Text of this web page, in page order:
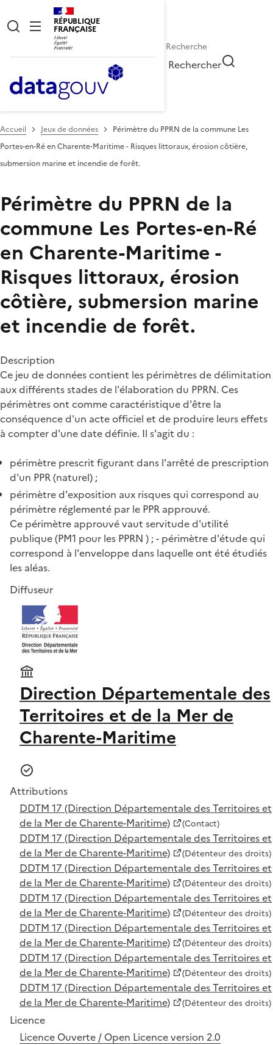
RÉPUBLIQUE
FRANÇAISE
Rechercher
Accueil Jeux de données
Périmètre du PPRN de la commune Les
Portes-en-Ré en Charente-Maritime - Risques littoraux, érosion côtière,
submersion marine et incendie de forêt.
Périmètre du PPRN de la
commune Les Portes-en-Ré
en Charente-Maritime -
Risques littoraux, érosion
côtière, submersion marine
et incendie de forêt.
Description
Ce jeu de données contient les périmètres de délimitation
aux différents stades de l'élaboration du PPRN. Ces
périmètres ont comme caractéristique d'être la
conséquence d'un acte officiel et de produire leurs effets
à compter d'une date définie. Il s'agit du :
périmètre prescrit figurant dans l'arrêté de prescription
d'un PPR (naturel) ;
périmètre d'exposition aux risques qui correspond au
périmètre réglementé par le PPR approuvé.
Ce périmètre approuvé vaut servitude d'utilité
publique (PM1 pour les PPRN ) ; - périmètre d'étude qui
correspond à l'enveloppe dans laquelle ont été étudiés
les aléas.
Diffuseur
Direction Départementale des
Territoires et de la Mer de
Charente-Maritime
Attributions
DDTM 17 (Direction Départementale des Territoires et
de la Mer de Charente-Maritime)
(Contact)
DDTM 17 (Direction Départementale des Territoires et
de la Mer de Charente-Maritime)
(Détenteur des droits)
DDTM 17 (Direction Départementale des Territoires et
de la Mer de Charente-Maritime)
(Détenteur des droits)
DDTM 17 (Direction Départementale des Territoires et
de la Mer de Charente-Maritime)
(Détenteur des droits)
DDTM 17 (Direction Départementale des Territoires et
de la Mer de Charente-Maritime)
(Détenteur des droits)
DDTM 17 (Direction Départementale des Territoires et
de la Mer de Charente-Maritime)
(Détenteur des droits)
DDTM 17 (Direction Départementale des Territoires et
de la Mer de Charente-Maritime)
(Détenteur des droits)
Licence
Licence Ouverte / Open Licence version 2.0